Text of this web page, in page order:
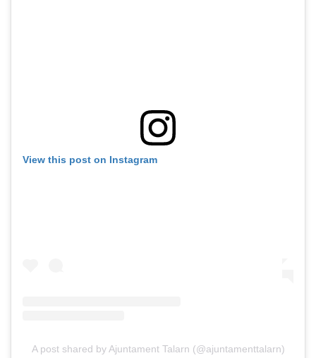
View this post on Instagram
A post shared by Ajuntament Talarn (@ajuntamenttalarn)